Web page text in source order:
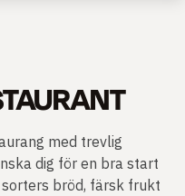
med trevlig
dig för en bra start
bröd, färsk frukt